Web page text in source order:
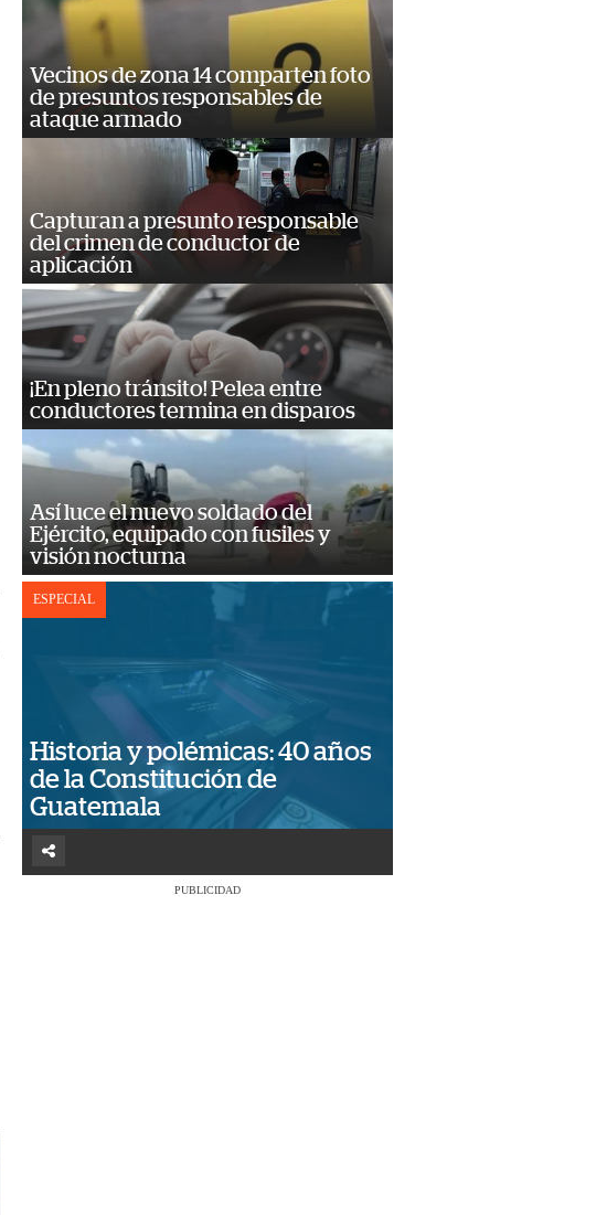
Vecinos de zona 14 comparten foto
de presuntos responsables de
ataque armado
Capturan a presunto responsable
del crimen de conductor de
aplicación
¡En pleno tránsito! Pelea entre
conductores termina en disparos
Así luce el nuevo soldado del
Ejército, equipado con fusiles y
visión nocturna
ESPECIAL
Historia y polémicas: 40 años
de la Constitución de
Guatemala
PUBLICIDAD